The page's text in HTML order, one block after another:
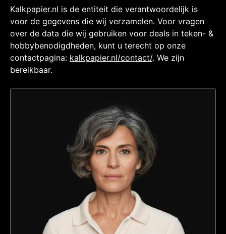
Kalkpapier.nl is de entiteit die verantwoordelijk is
voor de gegevens die wij verzamelen. Voor vragen
over de data die wij gebruiken voor deals in teken- &
hobbybenodigdheden, kunt u terecht op onze
contactpagina: kalkpapier.nl/contact/. We zijn
bereikbaar.